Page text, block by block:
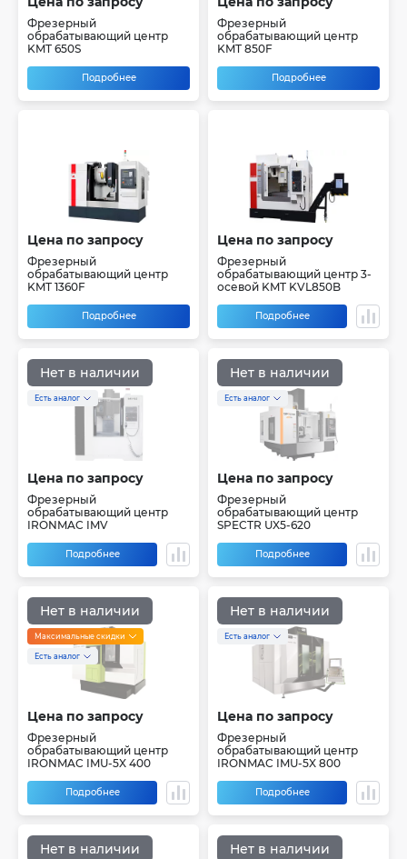
Фрезерный
обрабатывающий центр
KMT 650S
Подробнее
Фрезерный
обрабатывающий центр
KMT 850F
Подробнее
Цена по запросу
Фрезерный
обрабатывающий центр
KMT 1360F
Подробнее
Цена по запросу
Фрезерный
обрабатывающий центр 3-
осевой KMT KVL850B
Подробнее
Нет в наличии
Есть аналог
Цена по запросу
Фрезерный
обрабатывающий центр
IRONMAC IMV
Подробнее
Нет в наличии
Есть аналог
Цена по запросу
Фрезерный
обрабатывающий центр
SPECTR UX5-620
Подробнее
Нет в наличии
Максимальные скидки
Есть аналог
Цена по запросу
Фрезерный
обрабатывающий центр
IRONMAC IMU-5X 400
Подробнее
Нет в наличии
Есть аналог
Цена по запросу
Фрезерный
обрабатывающий центр
IRONMAC IMU-5X 800
Подробнее
Нет в наличии Нет в наличии